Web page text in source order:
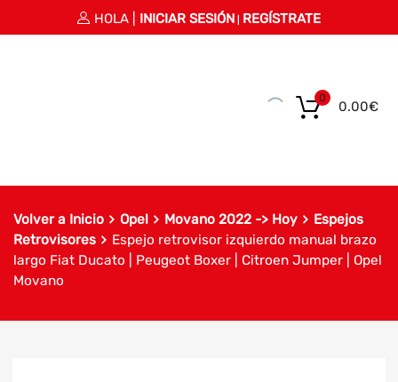
HOLA | INICIAR SESIÓN REGÍSTRATE
0.00€
0
Volver a Inicio Opel Movano 2022 -> Hoy
Espejos
Retrovisores
Espejo retrovisor izquierdo manual brazo
largo Fiat Ducato | Peugeot Boxer | Citroen Jumper | Opel
Movano